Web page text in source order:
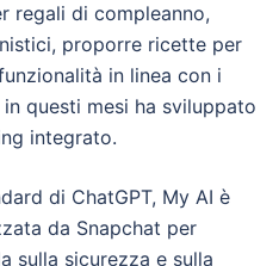
regali di compleanno,
proporre ricette per
in linea con i
questi mesi ha sviluppato
integrato.
di ChatGPT, My AI è
da Snapchat per
sulla sicurezza e sulla